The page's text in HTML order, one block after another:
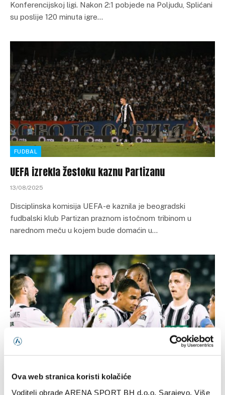
Ova web stranica koristi kolačiće
Voditelj obrade ARENA SPORT BH d.o.o. Sarajevo. Više
Konferencijskoj ligi. Nakon 2:1 pobjede na Poljudu, Splićani
su poslije 120 minuta igre…
FUDBAL
UEFA izrekla žestoku kaznu Partizanu
13/08/2025
Disciplinska komisija UEFA-e kaznila je beogradski
fudbalski klub Partizan praznom istočnom tribinom u
narednom meču u kojem bude domaćin u…
Partizan – Hibernian, Konferencijska liga